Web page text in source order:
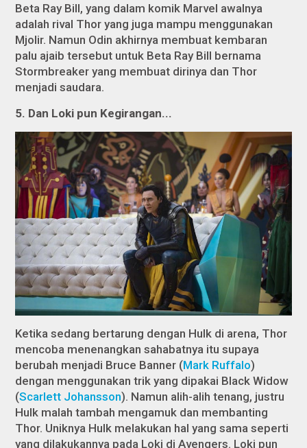
Beta Ray Bill, yang dalam komik Marvel awalnya
adalah rival Thor yang juga mampu menggunakan
Mjolir. Namun Odin akhirnya membuat kembaran
palu ajaib tersebut untuk Beta Ray Bill bernama
Stormbreaker yang membuat dirinya dan Thor
menjadi saudara.
5. Dan Loki pun Kegirangan...
Ketika sedang bertarung dengan Hulk di arena, Thor
mencoba menenangkan sahabatnya itu supaya
berubah menjadi Bruce Banner (Mark Ruffalo)
dengan menggunakan trik yang dipakai Black Widow
(Scarlett Johansson). Namun alih-alih tenang, justru
Hulk malah tambah mengamuk dan membanting
Thor. Uniknya Hulk melakukan hal yang sama seperti
yang dilakukannya pada Loki diAvengers. Loki pun